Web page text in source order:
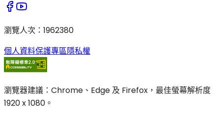
瀏覽人次 ： 1962380
個人資料保護專區隱私權
瀏覽器建議：Chrome、Edge 及 Firefox，最佳螢幕解析度
1920 x 1080。